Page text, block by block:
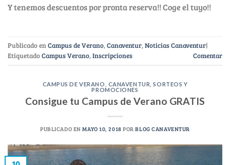
Y tenemos descuentos por pronta reserva!! Coge el tuyo!!
Publicado enCampus de Verano,Canaventur,Noticias Canaventur|
EtiquetadoCampus Verano,Inscripciones Comentar
CAMPUS DE VERANO CANAVENTUR ,SORTEOS Y
PROMOCIONES
Consigue tu Campus de Verano GRATIS
PUBLICADO ENMAYO 10, 2018 PORBLOG CANAVENTUR